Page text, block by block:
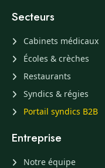
Secteurs
Cabinets médicaux
Écoles & crèches
Restaurants
Syndics & régies
Portail syndics B2B
Entreprise
Notre équipe